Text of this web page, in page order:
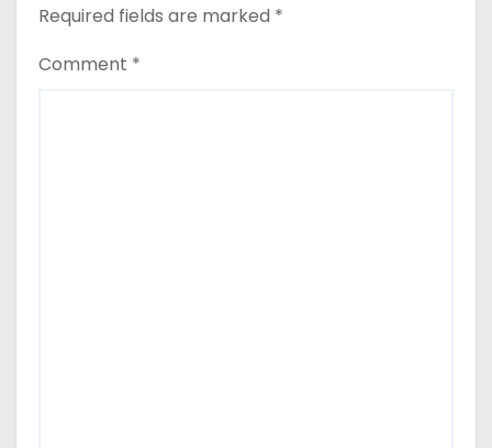
Required fields are marked *
Comment *